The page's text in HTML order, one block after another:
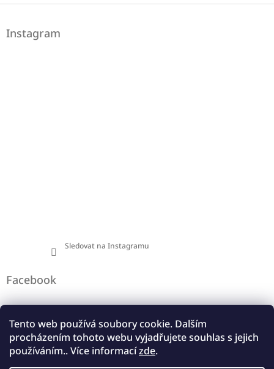
Tento web používá soubory cookie. Dalším
procházením tohoto webu vyjadřujete souhlas s jejich
používáním.. Více informacízde.
Z
pInstagram
Sledovat na Instagramu
Facebook
Informace pro vás
Obchodní podmínky